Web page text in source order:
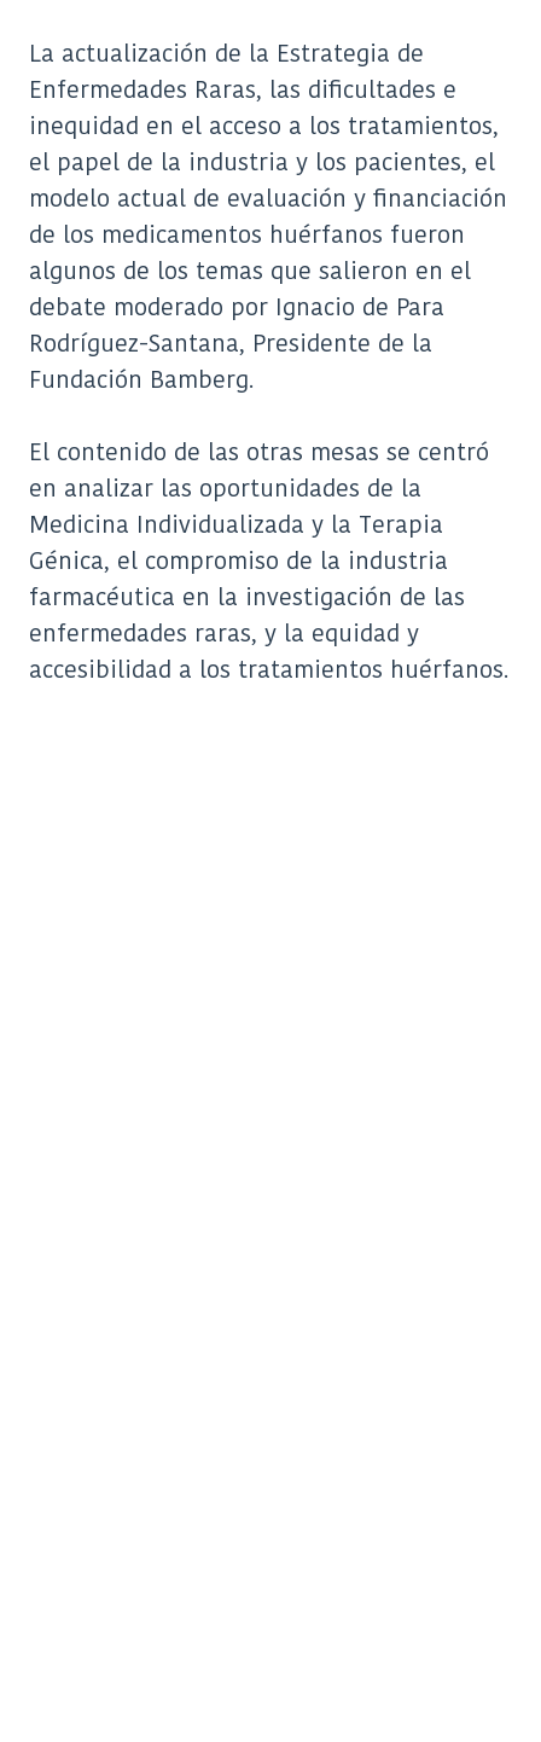
La actualización de la Estrategia de
Enfermedades Raras, las dificultades e
inequidad en el acceso a los tratamientos,
el papel de la industria y los pacientes, el
modelo actual de evaluación y financiación
de los medicamentos huérfanos fueron
algunos de los temas que salieron en el
debate moderado por Ignacio de Para
Rodríguez-Santana, Presidente de la
Fundación Bamberg.
El contenido de las otras mesas se centró
en analizar las oportunidades de la
Medicina Individualizada y la Terapia
Génica, el compromiso de la industria
farmacéutica en la investigación de las
enfermedades raras, y la equidad y
accesibilidad a los tratamientos huérfanos.